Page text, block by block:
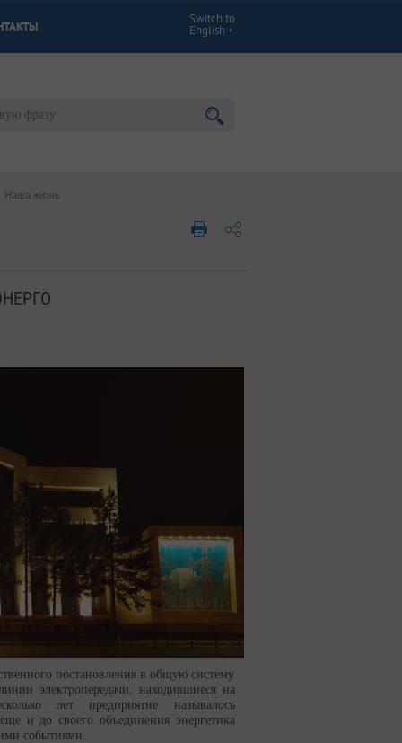
Switch to
English
Наша жизнь
постановления в общую систему
электропередачи, находившиеся на
лет предприятие называлось
и до своего объединения энергетика
событиями.